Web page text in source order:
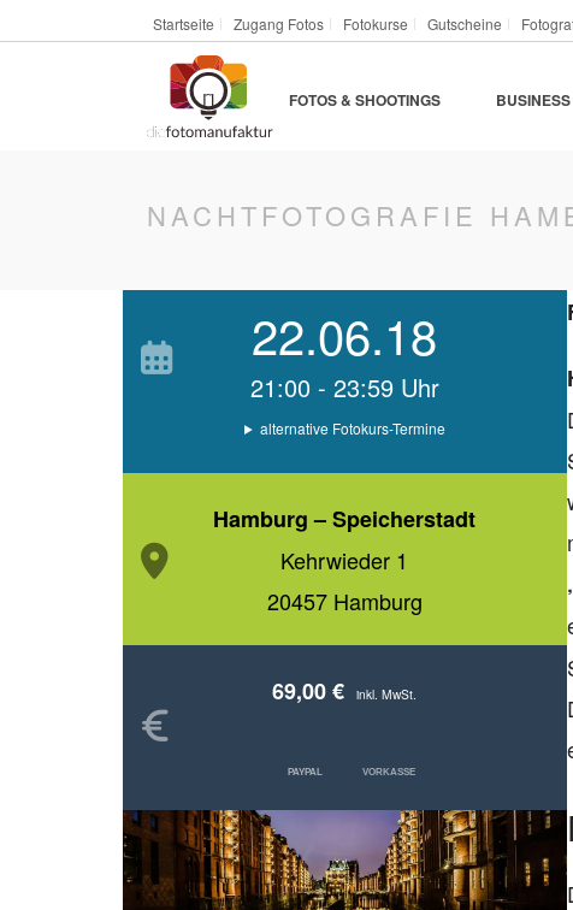
Startseite Zugang Fotos Fotokurse Gutscheine
FOTOS & SHOOTINGS BUSINESS
NACHTFOTOGRAFIE
22.06.18
21:00 - 23:59 Uhr
alternative Fotokurs-Termine
Hamburg – Speicherstadt
Kehrwieder 1
20457 Hamburg
69,00 € inkl. MwSt.
PAYPAL VORKASSE